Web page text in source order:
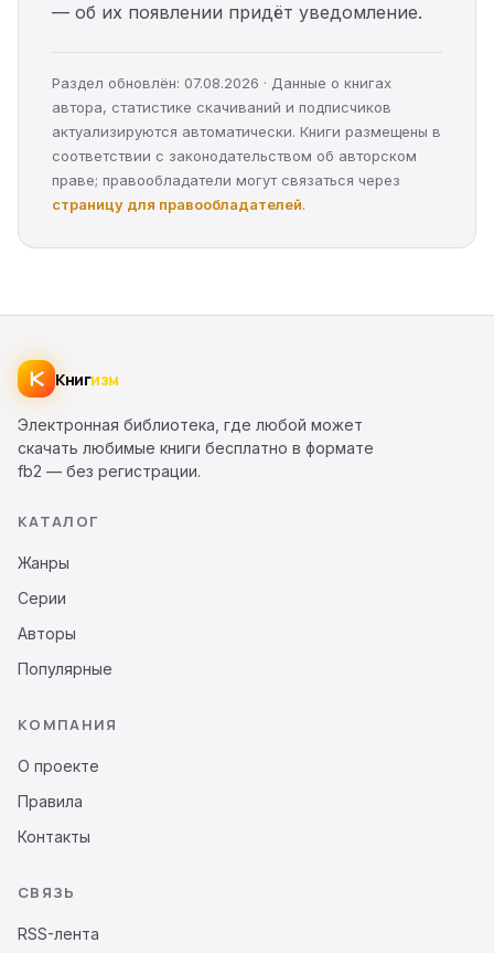
— об их появлении придёт уведомление.
Раздел обновлён: 07.08.2026 · Данные о книгах
автора, статистике скачиваний и подписчиков
актуализируются автоматически. Книги размещены в
соответствии с законодательством об авторском
праве; правообладатели могут связаться через
страницу для правообладателей.
Книгизм
Электронная библиотека, где любой может
скачать любимые книги бесплатно в формате
fb2 — без регистрации.
КАТАЛОГ
Жанры
Серии
Авторы
Популярные
КОМПАНИЯ
О проекте
Правила
Контакты
СВЯЗЬ
RSS-лента